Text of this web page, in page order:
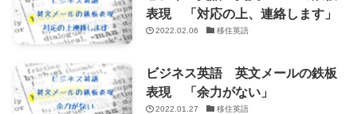
表現 「対応の上、連絡します」
2022.02.06 移住英語
ビジネス英語 英文メールの鉄板
表現 「余力がない」
2022.01.27 移住英語